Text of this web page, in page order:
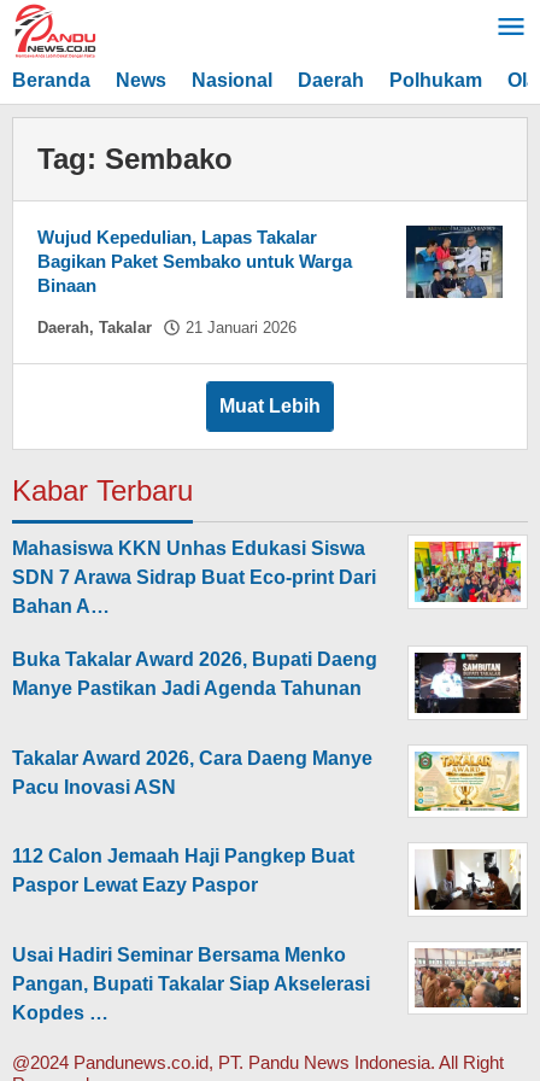
Lewati
ke
konten
Beranda News Nasional Daerah Polhukam
Tag: Sembako
Wujud Kepedulian, Lapas Takalar
Bagikan Paket Sembako untuk Warga
Binaan
Daerah, Takalar 21 Januari 2026
Muat Lebih
Kabar Terbaru
Mahasiswa KKN Unhas Edukasi Siswa
SDN 7 Arawa Sidrap Buat Eco-print Dari
Bahan A…
Buka Takalar Award 2026, Bupati Daeng
Manye Pastikan Jadi Agenda Tahunan
Takalar Award 2026, Cara Daeng Manye
Pacu Inovasi ASN
112 Calon Jemaah Haji Pangkep Buat
Paspor Lewat Eazy Paspor
Usai Hadiri Seminar Bersama Menko
Pangan, Bupati Takalar Siap Akselerasi
Kopdes …
@2024 Pandunews.co.id, PT. Pandu News Indonesia. All Right